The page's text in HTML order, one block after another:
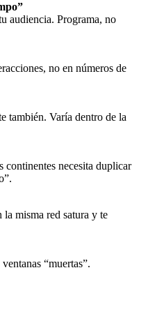
audiencia. Programa, no
no en números de
también. Varía dentro de la
continentes necesita duplicar
la misma red satura y te
“muertas”.